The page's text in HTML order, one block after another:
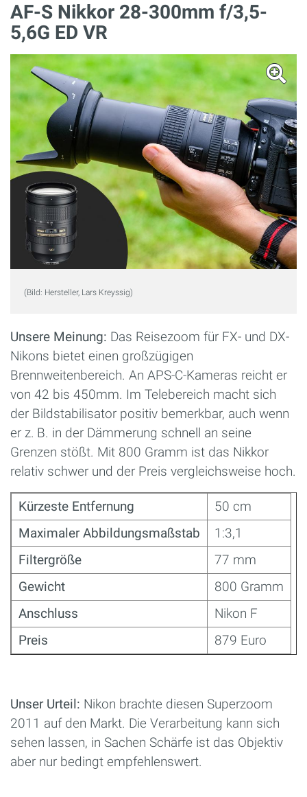
AF-S Nikkor 28-300mm​ f/3,5-
5,6G ED VR
(Bild: Hersteller, Lars Kreyssig)
Unsere Meinung: Das Reisezoom für FX- und DX-
Nikons bietet einen großzügigen
Brennweitenbereich. An APS-C-Kameras reicht er
von 42 bis 450mm. Im Telebereich macht sich
der Bildstabilisator positiv bemerkbar, auch wenn
er z. B. in der Dämmerung schnell an seine
Grenzen stößt. Mit 800 Gramm ist das Nikkor
relativ schwer und der Preis vergleichsweise hoch.
Kürzeste Entfernung
50 cm
Maximaler Abbildungsmaßstab
1:3,1
Filtergröße
77 mm
Gewicht
800 Gramm
Anschluss
Nikon F
Preis
879 Euro
Unser Urteil: Nikon brachte diesen Superzoom
2011 auf den Markt. Die Verarbeitung kann sich
sehen lassen, in Sachen Schärfe ist das Objektiv
aber nur bedingt empfehlenswert.